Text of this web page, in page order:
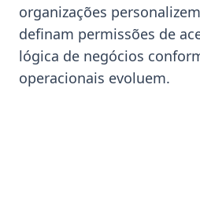
organizações
definam permissões de
lógica de negócios
operacionais evoluem.